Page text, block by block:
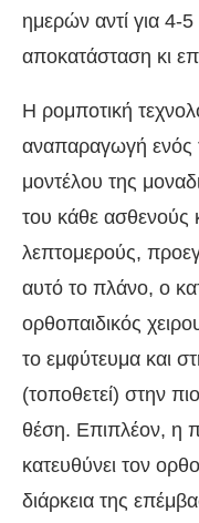
ημερών αντί για 4-
αποκατάσταση κι
Η ρομποτική
αναπαραγωγή ενός
μοντέλου της
του κάθε ασθενούς
λεπτομερούς,
αυτό το πλάνο, ο
ορθοπαιδικός
το εμφύτευμα και
(τοποθετεί) στην
θέση. Επιπλέον, η
κατευθύνει τον
διάρκεια της